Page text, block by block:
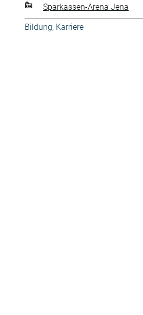
Sparkassen-Arena Jena
Bildung, Karriere